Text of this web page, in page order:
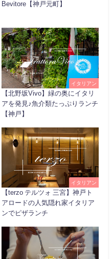
Bevitore【神戸元町】
イタリアン
【北野坂Vivo】緑の奥にイタリ
アを発見♪魚介類たっぷりランチ
【神戸】
イタリアン
【terzo テルツォ 三宮】神戸ト
アロードの人気隠れ家イタリア
ンでピザランチ